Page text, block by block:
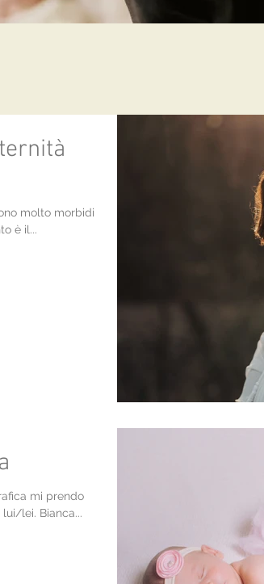
molto morbidi
è il...
mi prendo
lei. Bianca...